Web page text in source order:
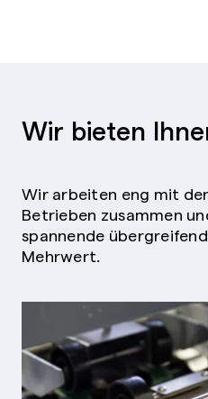
Wir bieten
Wir arbeiten eng mit
Betrieben zusammen
spannende
Mehrwert.